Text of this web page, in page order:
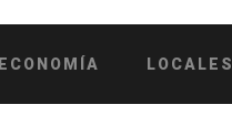
ECONOMÍA LOCALES